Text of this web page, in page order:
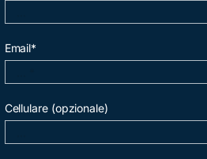
Email*
Cellulare (opzionale)